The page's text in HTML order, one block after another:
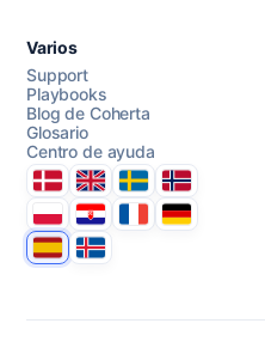
Varios
Support
Playbooks
Blog de Coherta
Glosario
Centro de ayuda
DanmarkUnited Kingdom
SverigeNorge
PolskaHrvatskaFranceDeutschland
EspanaÍsland